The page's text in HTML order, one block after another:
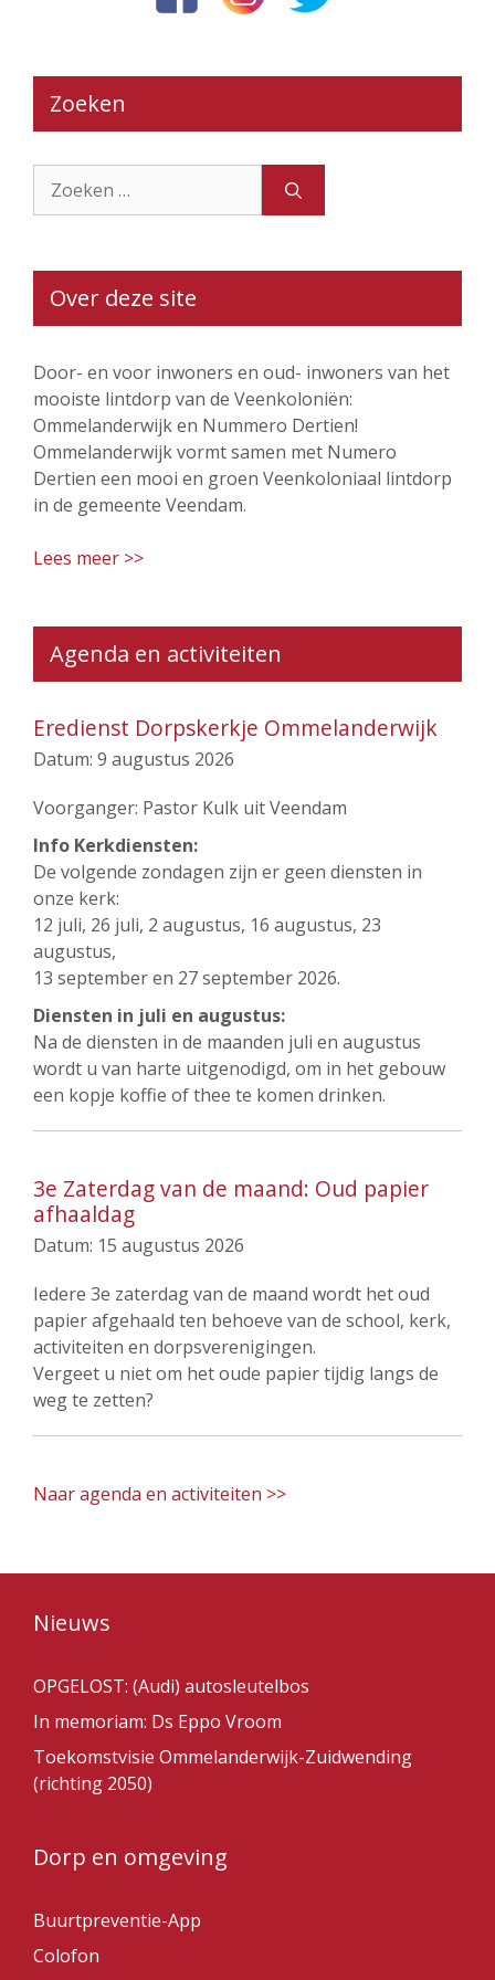
Zoeken
naar:
Over deze site
Door- en voor inwoners en oud- inwoners van het
mooiste lintdorp van de Veenkoloniën:
Ommelanderwijk en Nummero Dertien!
Ommelanderwijk vormt samen met Numero
Dertien een mooi en groen Veenkoloniaal lintdorp
in de gemeente Veendam.
Lees meer >>
Agenda en activiteiten
Eredienst Dorpskerkje Ommelanderwijk
Datum: 9 augustus 2026
Voorganger: Pastor Kulk uit Veendam
Info Kerkdiensten:
De volgende zondagen zijn er geen diensten in
onze kerk:
12 juli, 26 juli, 2 augustus, 16 augustus, 23
augustus,
13 september en 27 september 2026.
Diensten in juli en augustus:
Na de diensten in de maanden juli en augustus
wordt u van harte uitgenodigd, om in het gebouw
een kopje koffie of thee te komen drinken.
3e Zaterdag van de maand: Oud papier
afhaaldag
Datum: 15 augustus 2026
Iedere 3e zaterdag van de maand wordt het oud
papier afgehaald ten behoeve van de school, kerk,
activiteiten en dorpsverenigingen.
Vergeet u niet om het oude papier tijdig langs de
weg te zetten?
Naar agenda en activiteiten >>
Nieuws
OPGELOST: (Audi) autosleutelbos
In memoriam: Ds Eppo Vroom
Toekomstvisie Ommelanderwijk-Zuidwending
(richting 2050)
Dorp en omgeving
Buurtpreventie-App
Colofon